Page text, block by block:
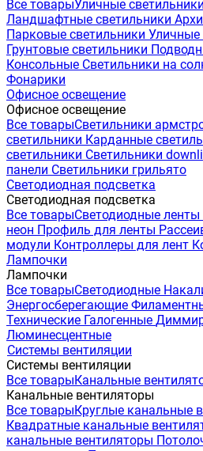
Все товарыУличные светильники
Ландшафтные светильники
Парковые светильники Уличные
Грунтовые светильники
Консольные Светильники на
Фонарики
Офисное освещение
Офисное освещение
Все товарыСветильники
светильники Карданные
светильники Светильники
панели Светильники грильято
Светодиодная подсветка
Светодиодная подсветка
Все товарыСветодиодные ленты
неон Профиль для ленты
модули Контроллеры для лент
Лампочки
Лампочки
Все товарыСветодиодные
Энергосберегающие
Технические Галогенные
Люминесцентные
Системы вентиляции
Системы вентиляции
Все товарыКанальные
Канальные вентиляторы
Все товарыКруглые канальные
Квадратные канальные
канальные вентиляторы